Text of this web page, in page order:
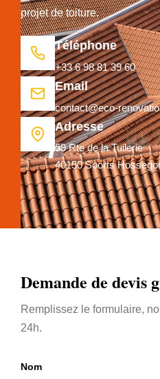
projet de toiture.
Téléphone
+33 6 98 81 39 60
Email
contact@eco-
Adresse
59 Rte de la Tuilerie
40150 Soorts
Demande de devis
Remplissez le formulaire,
24h.
Nom